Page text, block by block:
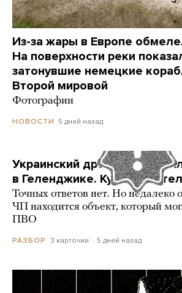
Из-за жары в Европе
На поверхности реки
затонувшие немецкие
Второй мировой
Фотографии
НОВОСТИ 5 дней назад
Украинский дрон попал по
в Геленджике. Куда он
Точных ответов нет. Но недалеко
ЧП находится объект, который
ПВО
РАЗБОР 3 карточки 5 дней назад